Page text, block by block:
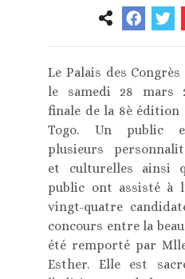
Le Palais des
le samedi 28 mars
finale de la 8è édition
Togo. Un public
plusieurs
et culturelles ainsi
public ont assisté à
vingt-quatre
concours entre la
été remporté par
Esther. Elle est